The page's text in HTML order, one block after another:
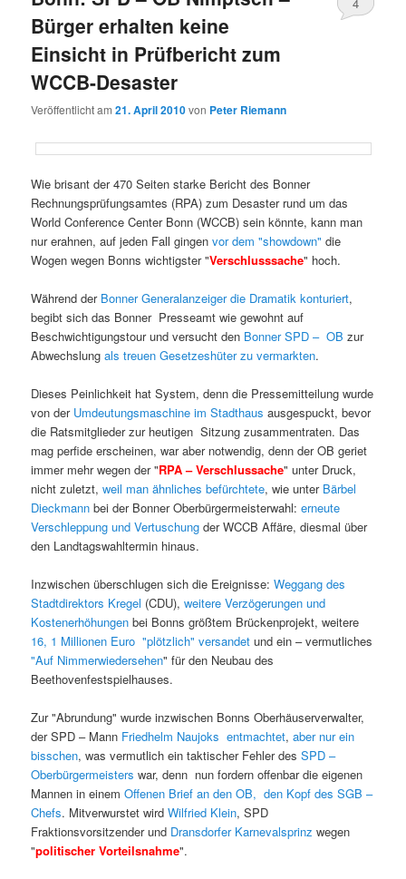
Bürger erhalten keine
Einsicht in Prüfbericht zum
WCCB-Desaster
Veröffentlicht am21. April 2010von Peter Riemann
4
Wie brisant der 470 Seiten starke Bericht des Bonner
Rechnungsprüfungsamtes (RPA) zum Desaster rund um das
World Conference Center Bonn (WCCB) sein könnte, kann man
nur erahnen, auf jeden Fall gingenvor dem "showdown"die
Wogen wegen Bonns wichtigster "Verschlusssache" hoch.
Während der Bonner Generalanzeiger die Dramatik konturiert,
begibt sich das Bonner Presseamt wie gewohnt auf
Beschwichtigungstour und versucht den Bonner SPD – OB zur
Abwechslungals treuen Gesetzeshüter zu vermarkten.
Dieses Peinlichkeit hat System, denn die Pressemitteilung wurde
von der Umdeutungsmaschine im Stadthaus ausgespuckt, bevor
die Ratsmitglieder zur heutigen Sitzung zusammentraten. Das
mag perfide erscheinen, war aber notwendig, denn der OB geriet
immer mehr wegen der "RPA – Verschlussache" unter Druck,
nicht zuletzt, weil man ähnliches befürchtete, wie unterBärbel
Dieckmannbei der Bonner Oberbürgermeisterwahl:erneute
Verschleppung und Vertuschung der WCCB Affäre, diesmal über
den Landtagswahltermin hinaus.
Inzwischen überschlugen sich die Ereignisse: Weggang des
Stadtdirektors Kregel (CDU), weitere Verzögerungen und
Kostenerhöhungen bei Bonns größtem Brückenprojekt, weitere
16, 1 Millionen Euro "plötzlich" versandetund ein – vermutliches
"Auf Nimmerwiedersehen" für den Neubau des
Beethovenfestspielhauses.
Zur "Abrundung" wurde inzwischen Bonns Oberhäuserverwalter,
der SPD – Mann Friedhelm Naujoks entmachtet,aber nur ein
bisschen, was vermutlich ein taktischer Fehler des SPD –
Oberbürgermeisters war, denn nun fordern offenbar die eigenen
Mannen in einemOffenen Brief an den OB, den Kopf des SGB –
Chefs. Mitverwurstet wirdWilfried Klein, SPD
Fraktionsvorsitzender und Dransdorfer Karnevalsprinzwegen
"politischer Vorteilsnahme".